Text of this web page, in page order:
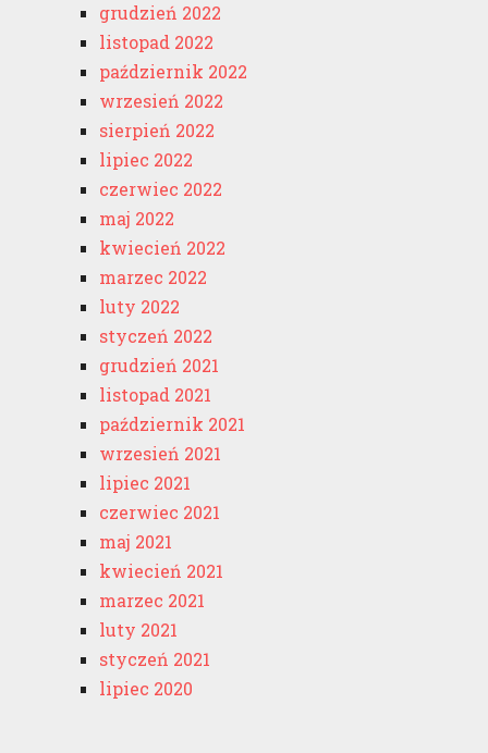
grudzień 2022
listopad 2022
październik 2022
wrzesień 2022
sierpień 2022
lipiec 2022
czerwiec 2022
maj 2022
kwiecień 2022
marzec 2022
luty 2022
styczeń 2022
grudzień 2021
listopad 2021
październik 2021
wrzesień 2021
lipiec 2021
czerwiec 2021
maj 2021
kwiecień 2021
marzec 2021
luty 2021
styczeń 2021
lipiec 2020